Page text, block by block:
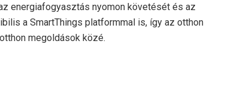
energiafogyasztás nyomon követését és az
a SmartThings platformmal is, így az otthon
megoldások közé.